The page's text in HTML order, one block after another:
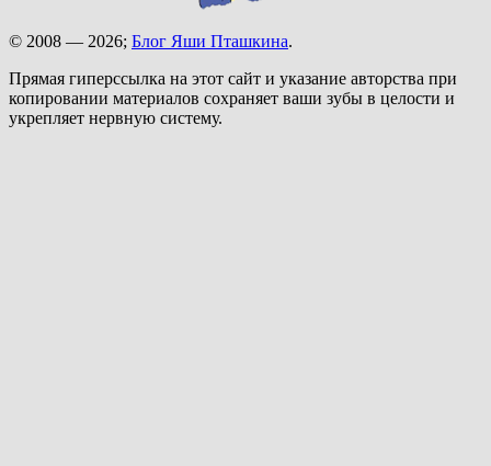
© 2008 — 2026; Блог Яши Пташкина.
Прямая гиперссылка на этот сайт и указание авторства при
копировании материалов сохраняет ваши зубы в целости и
укрепляет нервную систему.